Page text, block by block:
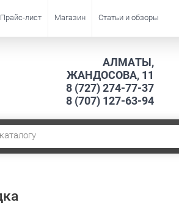
Прайс-лист Магазин Статьи и обзоры
АЛМАТЫ,
ЖАНДОСОВА, 11
8 (727) 274-77-37
8 (707) 127-63-94